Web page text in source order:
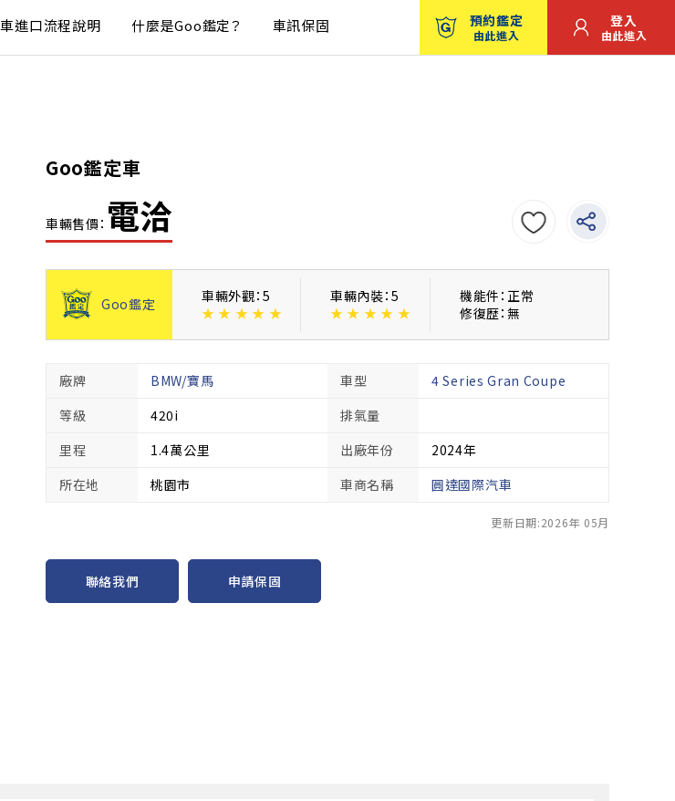
進口流程說明 什麼是Goo鑑定？ 車訊保固 預約鑑定
由此進入
登入
由此進入
Goo鑑定車
車輛售價： 電洽
Goo鑑定
車輛外觀：5
★ ★ ★ ★ ★
車輛內裝：5
★ ★ ★ ★ ★
機能件：正常
修復歴：無
廠牌 BMW/寶馬 車型
4 Series Gran Coupe
等級
420i
排氣量
里程
1.4萬公里 出廠年份
2024年
所在地
桃園市 車商名稱 圓達國際汽車
更新日期:2026年 05月
聯絡我們 申請保固